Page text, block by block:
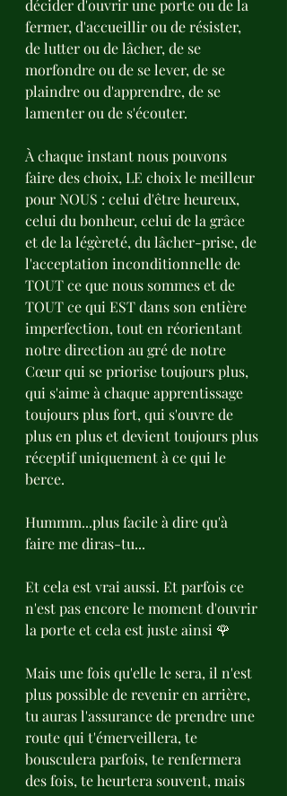
décider d'ouvrir une porte ou de la
fermer, d'accueillir ou de résister,
de lutter ou de lâcher, de se
morfondre ou de se lever, de se
plaindre ou d'apprendre, de se
lamenter ou de s'écouter.
À chaque instant nous pouvons
faire des choix, LE choix le meilleur
pour NOUS : celui d'être heureux,
celui du bonheur, celui de la grâce
et de la légèreté, du lâcher-prise, de
l'acceptation inconditionnelle de
TOUT ce que nous sommes et de
TOUT ce qui EST dans son entière
imperfection, tout en réorientant
notre direction au gré de notre
Cœur qui se priorise toujours plus,
qui s'aime à chaque apprentissage
toujours plus fort, qui s'ouvre de
plus en plus et devient toujours plus
réceptif uniquement à ce qui le
berce.
Hummm...plus facile à dire qu'à
faire me diras-tu...
Et cela est vrai aussi. Et parfois ce
n'est pas encore le moment d'ouvrir
la porte et cela est juste ainsi 🌹
Mais une fois qu'elle le sera, il n'est
plus possible de revenir en arrière,
tu auras l'assurance de prendre une
route qui t'émerveillera, te
bousculera parfois, te renfermera
des fois, te heurtera souvent, mais